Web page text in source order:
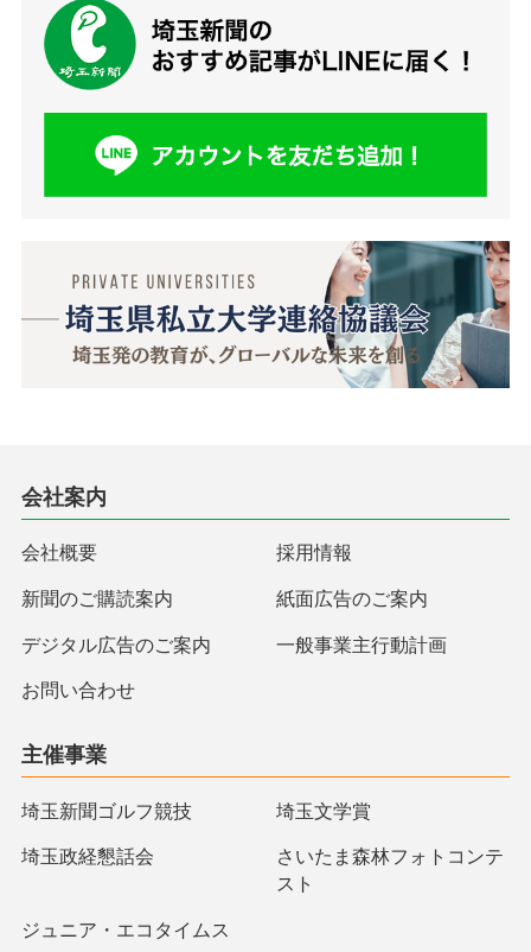
会社案内
会社概要 採用情報
新聞のご購読案内 紙面広告のご案内
デジタル広告のご案内 一般事業主行動計画
お問い合わせ
主催事業
埼玉新聞ゴルフ競技 埼玉文学賞
埼玉政経懇話会
さいたま森林フォトコンテ
スト
ジュニア・エコタイムス